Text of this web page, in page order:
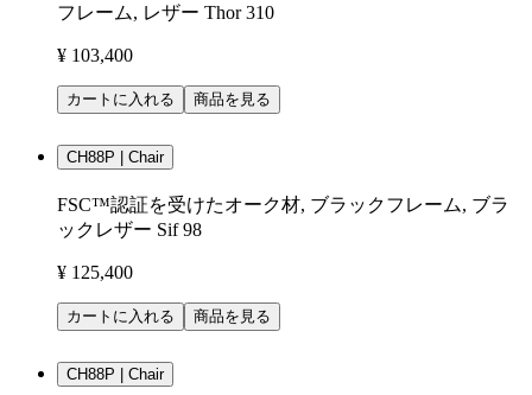
フレーム, レザー Thor 310
¥ 103,400
カートに入れる 商品を見る
CH88P | Chair
FSC™認証を受けたオーク材, ブラックフレーム, ブラ
ックレザー Sif 98
¥ 125,400
カートに入れる 商品を見る
CH88P | Chair